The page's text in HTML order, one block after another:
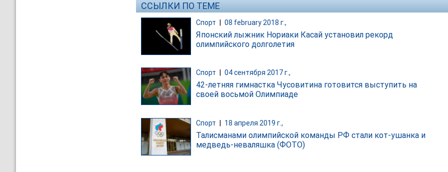
ССЫЛКИ ПО ТЕМЕ
Спорт 08 february 2018 г.,
Японский лыжник Нориаки Касай установил рекорд
олимпийского долголетия
Спорт 04 сентября 2017 г.,
42-летняя гимнастка Чусовитина готовится выступить на
своей восьмой Олимпиаде
Спорт | 18 апреля 2019 г.,
Талисманами олимпийской команды РФ стали кот-ушанка и
медведь-неваляшка (ФОТО)